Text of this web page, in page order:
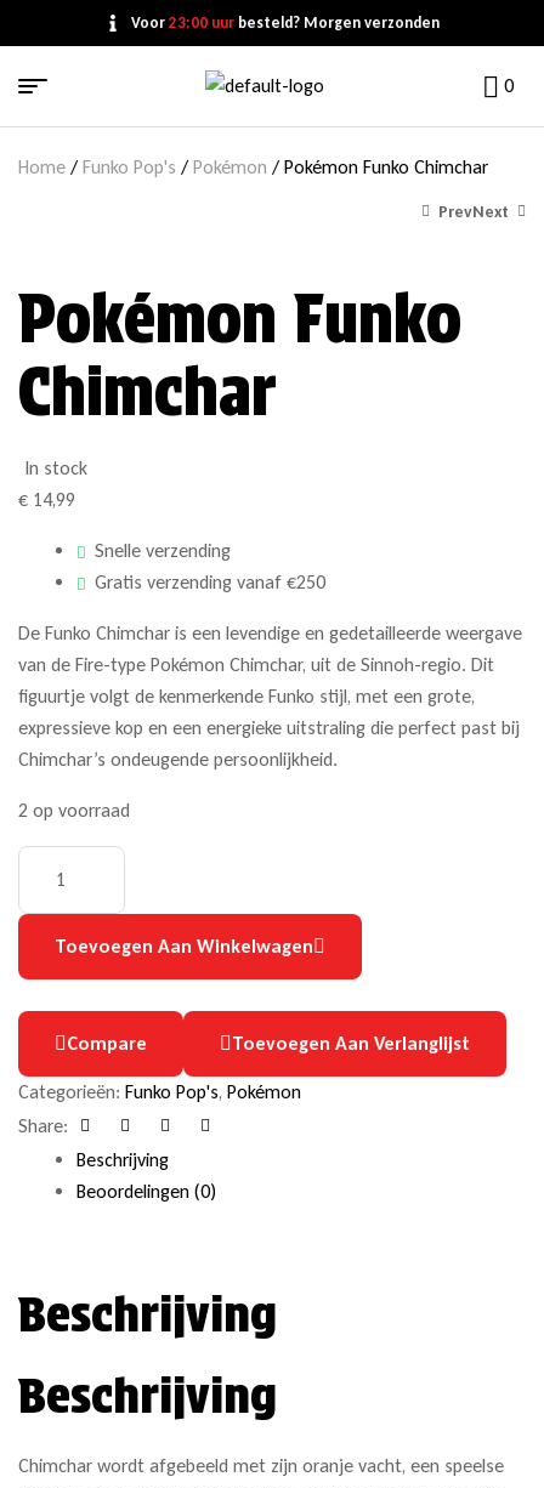
Voor23:00 uur besteld? Morgen verzonden
0
Home / Funko Pop's / Pokémon / Pokémon Funko Chimchar
Prev
14,99
Next
14,99
Pokémon Funko
Chimchar
In stock
€ 14,99
Snelle verzending
Gratis verzending vanaf €250
De Funko Chimchar is een levendige en gedetailleerde weergave
van de Fire-type Pokémon Chimchar, uit de Sinnoh-regio. Dit
figuurtje volgt de kenmerkende Funko stijl, met een grote,
expressieve kop en een energieke uitstraling die perfect past bij
Chimchar’s ondeugende persoonlijkheid.
2 op voorraad
Toevoegen Aan Winkelwagen
Compare Toevoegen Aan Verlanglijst
Categorieën: Funko Pop's, Pokémon
Share:
Beschrijving
Beoordelingen (0)
Beschrijving
Beschrijving
Chimchar wordt afgebeeld met zijn oranje vacht, een speelse